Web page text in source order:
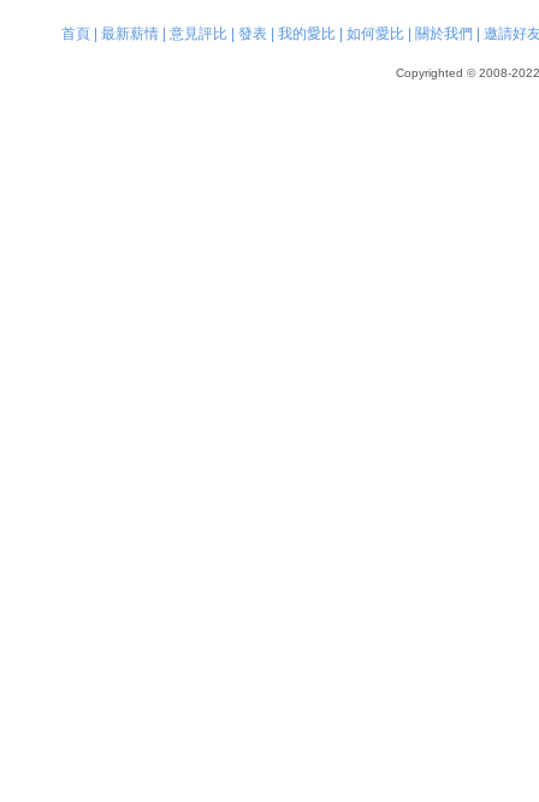
首頁| 最新薪情| 意見評比| 發表| 我的愛比| 如何愛比| 關於我們 邀請好
Copyrighted © 2008-